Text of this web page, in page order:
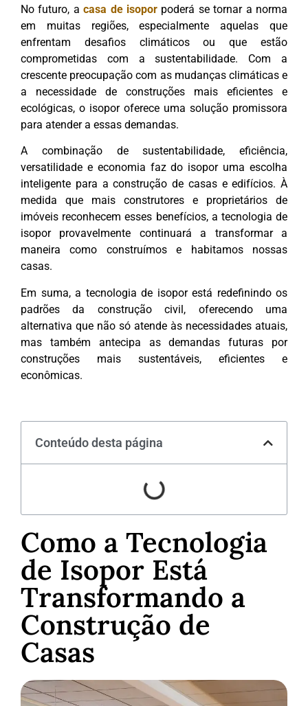
No futuro, acasa de isopor poderá se tornar a norma
em muitas regiões, especialmente aquelas que
enfrentam desafios climáticos ou que estão
comprometidas com a sustentabilidade. Com a
crescente preocupação com as mudanças climáticas e
a necessidade de construções mais eficientes e
ecológicas, o isopor oferece uma solução promissora
para atender a essas demandas.
A combinação de sustentabilidade, eficiência,
versatilidade e economia faz do isopor uma escolha
inteligente para a construção de casas e edifícios. À
medida que mais construtores e proprietários de
imóveis reconhecem esses benefícios, a tecnologia de
isopor provavelmente continuará a transformar a
maneira como construímos e habitamos nossas
casas.
Em suma, a tecnologia de isopor está redefinindo os
padrões da construção civil, oferecendo uma
alternativa que não só atende às necessidades atuais,
mas também antecipa as demandas futuras por
construções mais sustentáveis, eficientes e
econômicas.
Conteúdo desta página
Como a Tecnologia
de Isopor Está
Transformando a
Construção de
Casas